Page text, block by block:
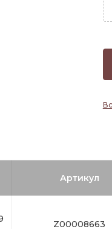
Артикул
Z00008663